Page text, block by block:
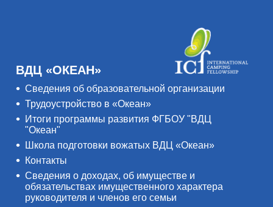
ВДЦ «ОКЕАН»
Сведения об образовательной организации
Трудоустройство в «Океан»
Итоги программы развития ФГБОУ "ВДЦ
"Океан"
Школа подготовки вожатых ВДЦ «Океан»
Контакты
Сведения о доходах, об имуществе и
обязательствах имущественного характера
руководителя и членов его семьи